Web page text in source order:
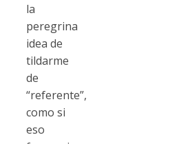
la
peregrina
idea de
tildarme
de
“referente”,
como si
eso